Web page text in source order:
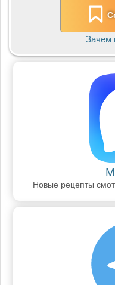
Зачем
Новые рецепты